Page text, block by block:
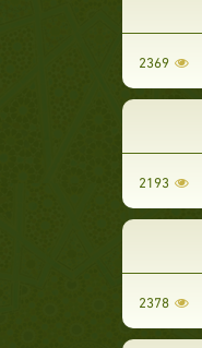
2369
2193
2378